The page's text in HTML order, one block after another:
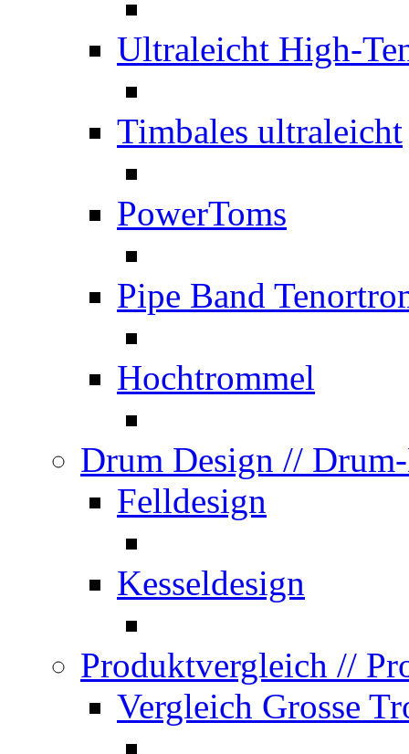
Ultraleicht High-
Timbales ultraleicht
PowerToms
Pipe Band
Hochtrommel
Drum Design //
Felldesign
Kesseldesign
Produktvergleich //
Vergleich Grosse